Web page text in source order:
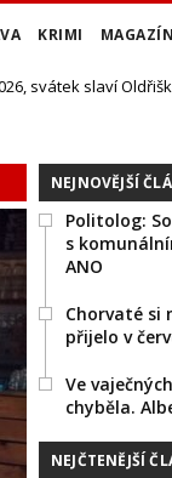
KRIMI MAGAZÍN
svátek slaví
NEJNOVĚJŠÍ
Politolog:
s
ANO
Chorvaté si
přijelo v
Ve
chyběla.
NEJČTENĚJŠÍ